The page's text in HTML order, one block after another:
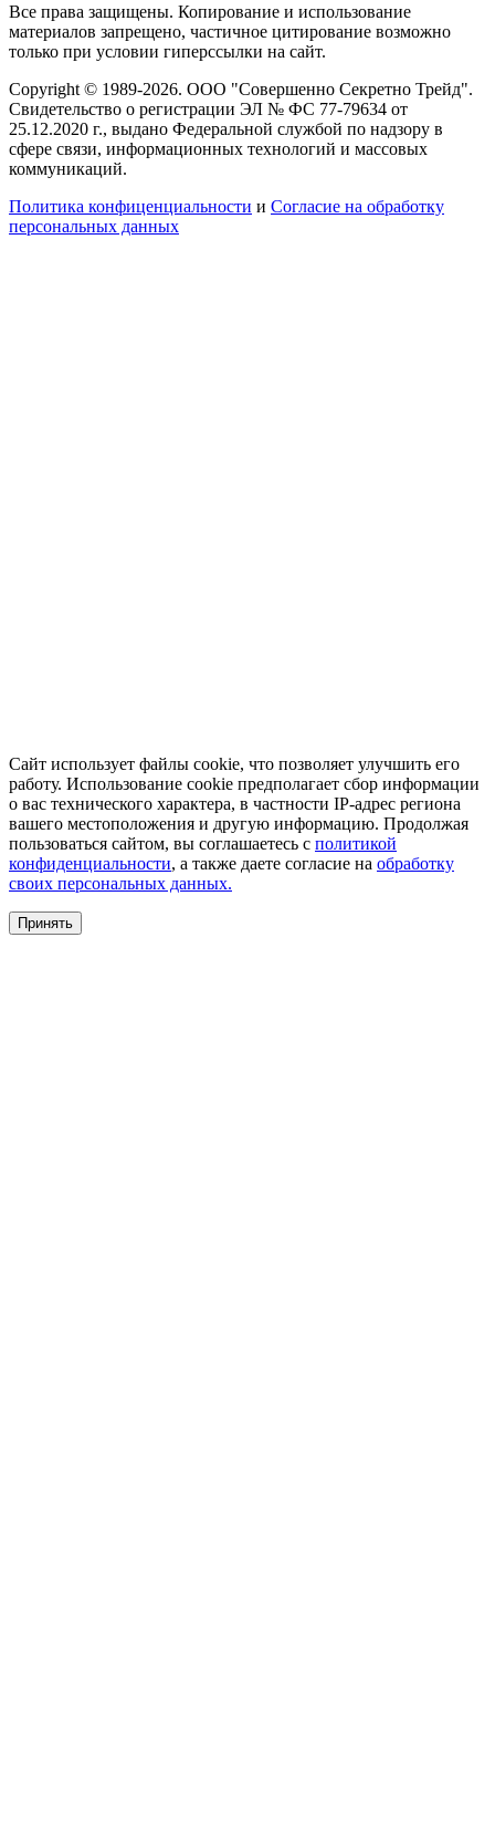
Все права защищены. Копирование и использование
материалов запрещено, частичное цитирование возможно
только при условии гиперссылки на сайт.
Copyright © 1989-2026. ООО "Совершенно Секретно Трейд".
Свидетельство о регистрации ЭЛ № ФС 77-79634 от
25.12.2020 г., выдано Федеральной службой по надзору в
сфере связи, информационных технологий и массовых
коммуникаций.
Политика конфиценциальности и Согласие на обработку
персональных данных
Сайт использует файлы cookie, что позволяет улучшить его
работу. Использование cookie предполагает сбор информации
о вас технического характера, в частности IP-адрес региона
вашего местоположения и другую информацию. Продолжая
пользоваться сайтом, вы соглашаетесь с политикой
конфиденциальности, а также даете согласие на обработку
своих персональных данных.
Принять